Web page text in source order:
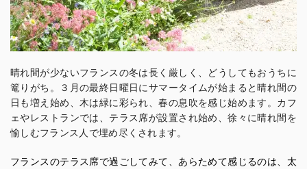
晴れ間が少ないフランスの冬は長く厳しく、どうしてもおうちに
篭りがち。３月の最終日曜日にサマータイムが始まると晴れ間の
日も増え始め、木は緑に彩られ、春の息吹を感じ始めます。カフ
ェやレストランでは、テラス席が設置され始め、徐々に晴れ間を
愉しむフランス人で埋め尽くされます。
フランスのテラス席で過ごしてみて、あらためて感じるのは、太